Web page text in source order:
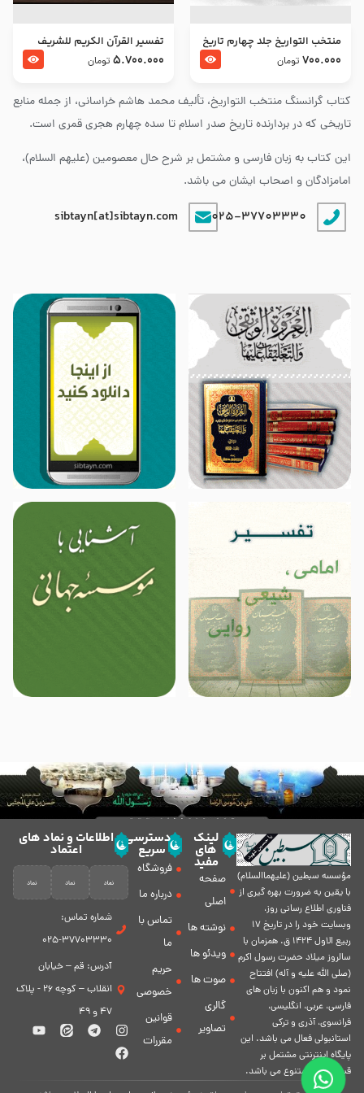
کتاب گرانسنگ منتخب التواريخ، تألیف محمد هاشم خراسانی، از جمله منابع
تاریخی که در بردارنده تاریخ صدر اسلام تا سده چهارم هجری قمری است.
این کتاب به زبان فارسی و مشتمل بر شرح حال معصومین (علیهم السلام)،
امامزادگان و اصحاب ایشان می باشد.
025-37703330
sibtayn[at]sibtayn.com
منتخب التواریخ جلد چهارم تاریخ
امام زین العابدین و امام محمد
700.000 تومان
تفسير القرآن الكريم للشريف
المرتضي قدس سرّه
5.700.000 تومان
مؤسسه سبطين (عليهماالسلام)
با يقين به ضرورت بهره گیرى از
فناورى اطلاع رسانى روز،
وبسایت خود را در تاريخ 17
ربيع الاول 1424 ق. همزمان با
سالروز ميلاد حضرت رسول اكرم
(صلی الله علیه و آله) افتتاح
نمود و هم اكنون با زبان های
فارسی، عربى، انگلیسی،
فرانسوی، آذری و ترکی
استانبولی فعال مى باشد. اين
پايگاه اينترنتى مشتمل بر
قسمت هاى متنوع مى باشد.
لینک
های
مفید
صفحه
اصلی
نوشته ها
ویدئو ها
صوت ها
گالری
تصاویر
دسترسی
سریع
فروشگاه
درباره ما
تماس با
ما
حریم
خصوصی
قوانین
مقررات
اطلاعات و نماد های
اعتماد
شماره تماس:
37703330-025
آدرس: قم – خیابان
انقلاب – کوچه 26 - پلاک
47 و 49